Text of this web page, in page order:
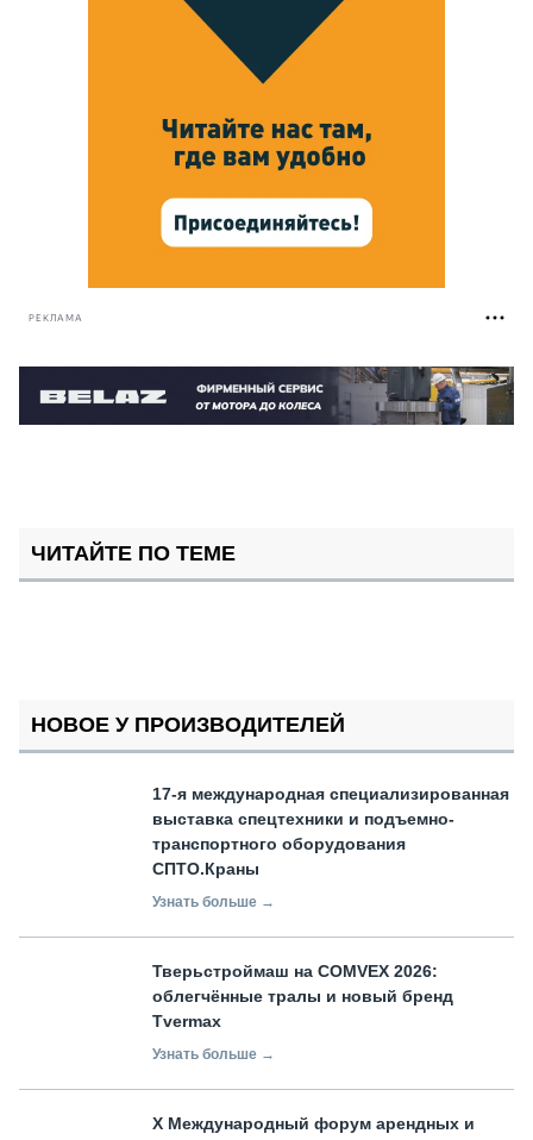
РЕКЛАМА
ЧИТАЙТЕ ПО ТЕМЕ
НОВОЕ У ПРОИЗВОДИТЕЛЕЙ
17-я международная специализированная
выставка спецтехники и подъемно-
транспортного оборудования
СПТО.Краны
Узнать больше →
Тверьстроймаш на COMVEX 2026:
облегчённые тралы и новый бренд
Tvermax
Узнать больше →
X Международный форум арендных и